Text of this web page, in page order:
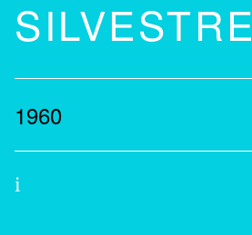
SILVESTRE
1960
IMDb